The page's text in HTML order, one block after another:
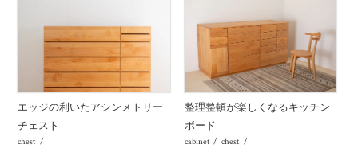
エッジの利いたアシンメトリー
チェスト
chest
整理整頓が楽しくなるキッチン
ボード
cabinet chest